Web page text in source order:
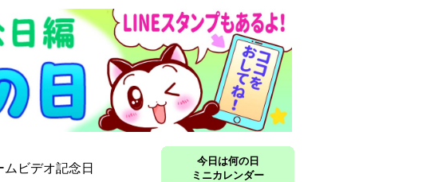
ムビデオ記念日
今日は何の日
ミニカレンダー